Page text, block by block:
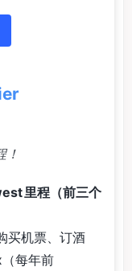
！
里程（前三个
买机票、订酒
每年前